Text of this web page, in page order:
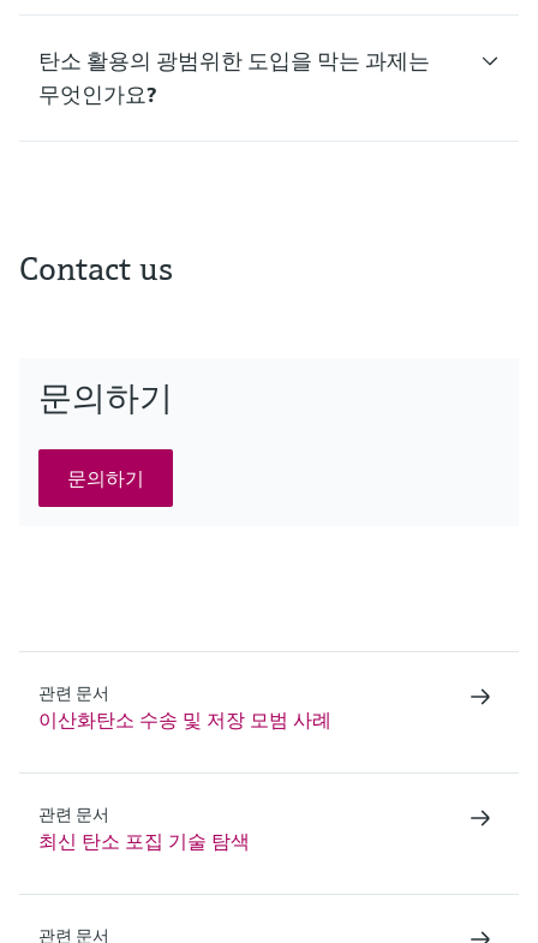
탄소 활용의 광범위한 도입을 막는 과제는
무엇인가요?
Contact us
문의하기
문의하기
관련 문서
이산화탄소 수송 및 저장 모범 사례
관련 문서
최신 탄소 포집 기술 탐색
관련 문서